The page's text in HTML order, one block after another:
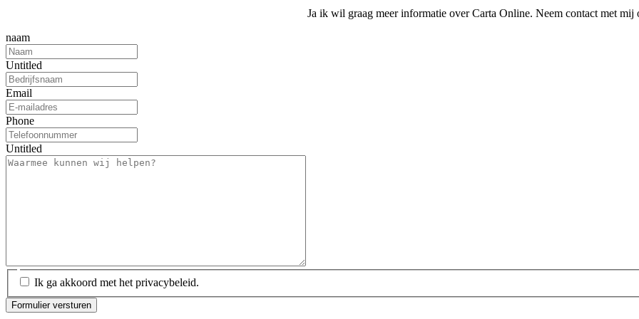
Ja ik wil graag meer informatie over Carta Online. Neem contact met mij
naam
Untitled
Email
Phone
Untitled
Ik ga akkoord met het privacybeleid.